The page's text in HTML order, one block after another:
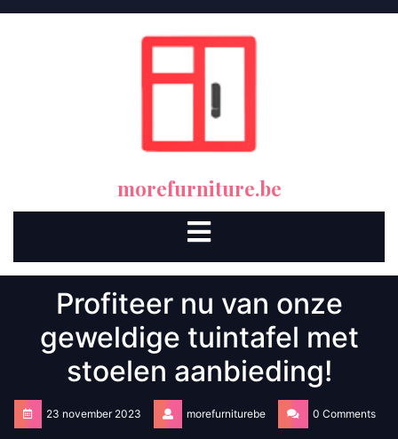
morefurniture.be
Open
Button
Profiteer nu van onze
geweldige tuintafel met
stoelen aanbieding!
23 november 2023 morefurniturebe 0 Comments